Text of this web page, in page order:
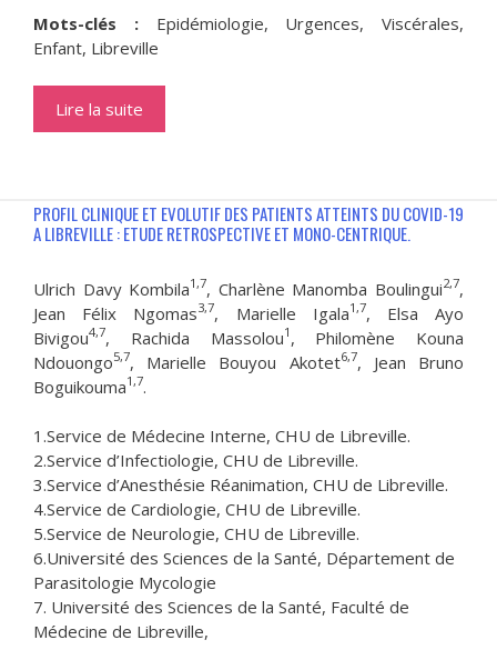
Mots-clés :Epidémiologie, Urgences, Viscérales,
Enfant, Libreville
Lire la suite
PROFIL CLINIQUE ET EVOLUTIF DES PATIENTS ATTEINTS DU COVID-19
A LIBREVILLE : ETUDE RETROSPECTIVE ET MONO-CENTRIQUE.
Ulrich Davy Kombila1,7, Charlène Manomba Boulingui2,7,
Jean Félix Ngomas3,7, Marielle Igala1,7, Elsa Ayo
Bivigou4,7, Rachida Massolou1 , Philomène Kouna
Ndouongo5,7, Marielle Bouyou Akotet6,7, Jean Bruno
Boguikouma1,7.
1.Service de Médecine Interne, CHU de Libreville.
2.Service d’Infectiologie, CHU de Libreville.
3.Service d’Anesthésie Réanimation, CHU de Libreville.
4.Service de Cardiologie, CHU de Libreville.
5.Service de Neurologie, CHU de Libreville.
6.Université des Sciences de la Santé, Département de
Parasitologie Mycologie
7. Université des Sciences de la Santé, Faculté de
Médecine de Libreville,